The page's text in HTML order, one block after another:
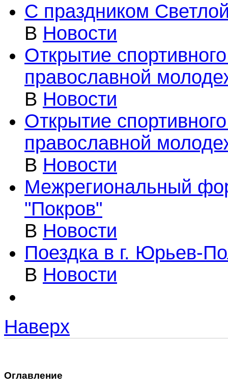
С праздником
В Новости
Открытие
православной
В Новости
Открытие
православной
В Новости
Межрегиональный
"Покров"
В Новости
Поездка в г. Юрьев-
В Новости
Наверх
Оглавление